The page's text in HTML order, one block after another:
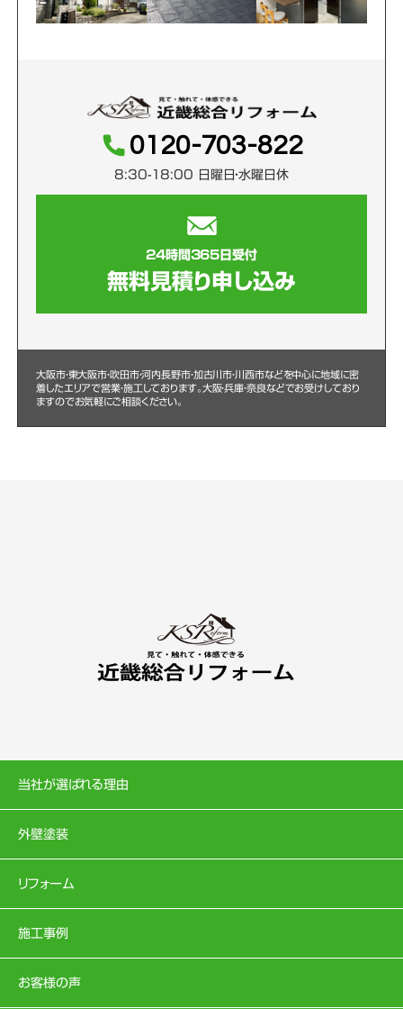
0120-703-822
8:30-18:00 日曜日・水曜日休
24時間365日受付
無料見積り申し込み
大阪市・東大阪市・吹田市・河内長野市・加古川市・川西市などを中心に地域に密
着したエリアで営業・施工しております。大阪・兵庫・奈良などでお受けしており
ますのでお気軽にご相談ください。
当社が選ばれる理由
外壁塗装
リフォーム
施工事例
お客様の声